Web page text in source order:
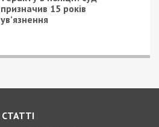
призначив 15 років
ув’язнення
СТАТТІ